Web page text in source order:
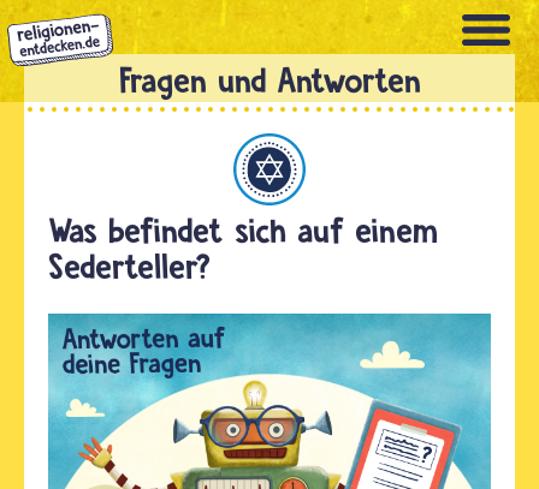
Direkt
zum
Inhalt
Was befindet sich auf einem
Sederteller?